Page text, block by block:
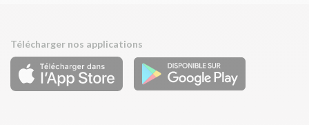
Télécharger nos applications